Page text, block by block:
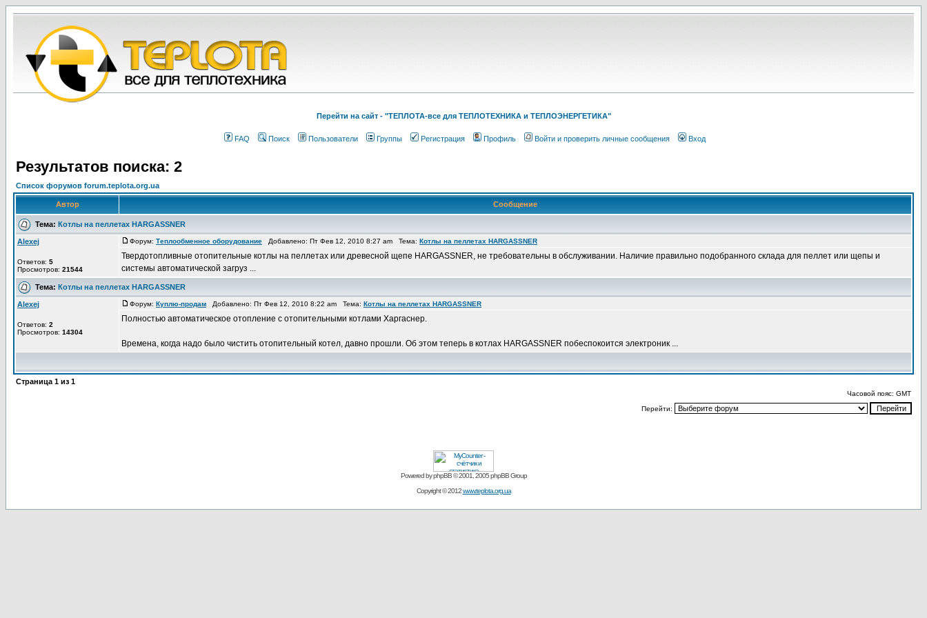
Перейти на cайт - "ТЕПЛОТА-все для ТЕПЛОТЕХНИКА и ТЕПЛОЭНЕРГЕТИКА"
FAQ Поиск Пользователи Группы Регистрация Профиль Войти и проверить личные сообщения Вход
Результатов поиска: 2
Список форумов forum.teplota.org.ua
Автор Сообщение
Тема: Котлы на пеллетах HARGASSNER
Alexej
Ответов: 5
Просмотров: 21544
Форум: Теплообменное оборудование Добавлено: Пт Фев 12, 2010 8:27 am Тема: Котлы на пеллетах HARGASSNER
Твердотопливные отопительные котлы на пеллетах или древесной щепе HARGASSNER, не требовательны в обслуживании. Наличие правильно подобранного склада для пеллет или щепы и
системы автоматической загруз ...
Тема: Котлы на пеллетах HARGASSNER
Alexej
Ответов: 2
Просмотров: 14304
Форум: Куплю-продам Добавлено: Пт Фев 12, 2010 8:22 am Тема: Котлы на пеллетах HARGASSNER
Полностью автоматическое отопление с отопительными котлами Харгаснер.
Времена, когда надо было чистить отопительный котел, давно прошли. Об этом теперь в котлах HARGASSNER побеспокоится электроник ...
Страница 1 из 1
Часовой пояс: GMT
Перейти:
Powered byphpBB© 2001, 2005 phpBB Group
Copyright © 2012www.teplota.org.ua